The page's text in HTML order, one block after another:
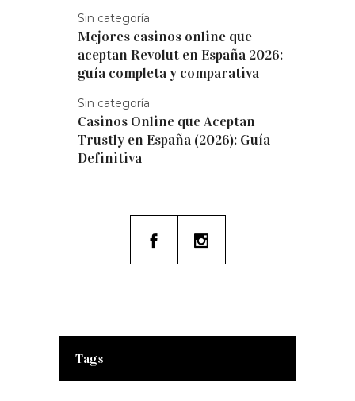
Sin categoría
Mejores casinos online que
aceptan Revolut en España 2026:
guía completa y comparativa
Sin categoría
Casinos Online que Aceptan
Trustly en España (2026): Guía
Definitiva
Tags